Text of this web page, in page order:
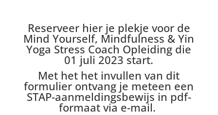
Reserveer hier je plekje voor de
Mind Yourself, Mindfulness & Yin
Yoga Stress Coach Opleiding die
01 juli 2023 start.
Met het het invullen van dit
formulier ontvang je meteen een
STAP-aanmeldingsbewijs in pdf-
formaat via e-mail.